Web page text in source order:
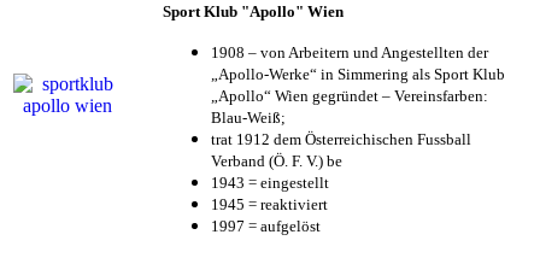
Sport Klub "Apollo" Wien
1908 – von Arbeitern und Angestellten der
„Apollo-Werke“ in Simmering als Sport Klub
„Apollo“ Wien gegründet – Vereinsfarben:
Blau-Weiß;
trat 1912 dem Österreichischen Fussball
Verband (Ö. F. V.) be
1943 = eingestellt
1945 = reaktiviert
1997 = aufgelöst